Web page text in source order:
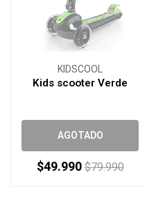
KIDSCOOL
Kids scooter Verde
AGOTADO
$49.990 $79.990